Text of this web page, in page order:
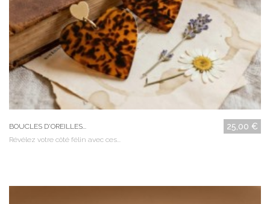
BOUCLES D'OREILLES... 25,00 €
Révélez votre côté félin avec ces...